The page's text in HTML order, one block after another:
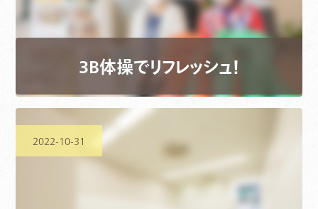
3B体操でリフレッシュ！
2022-10-31